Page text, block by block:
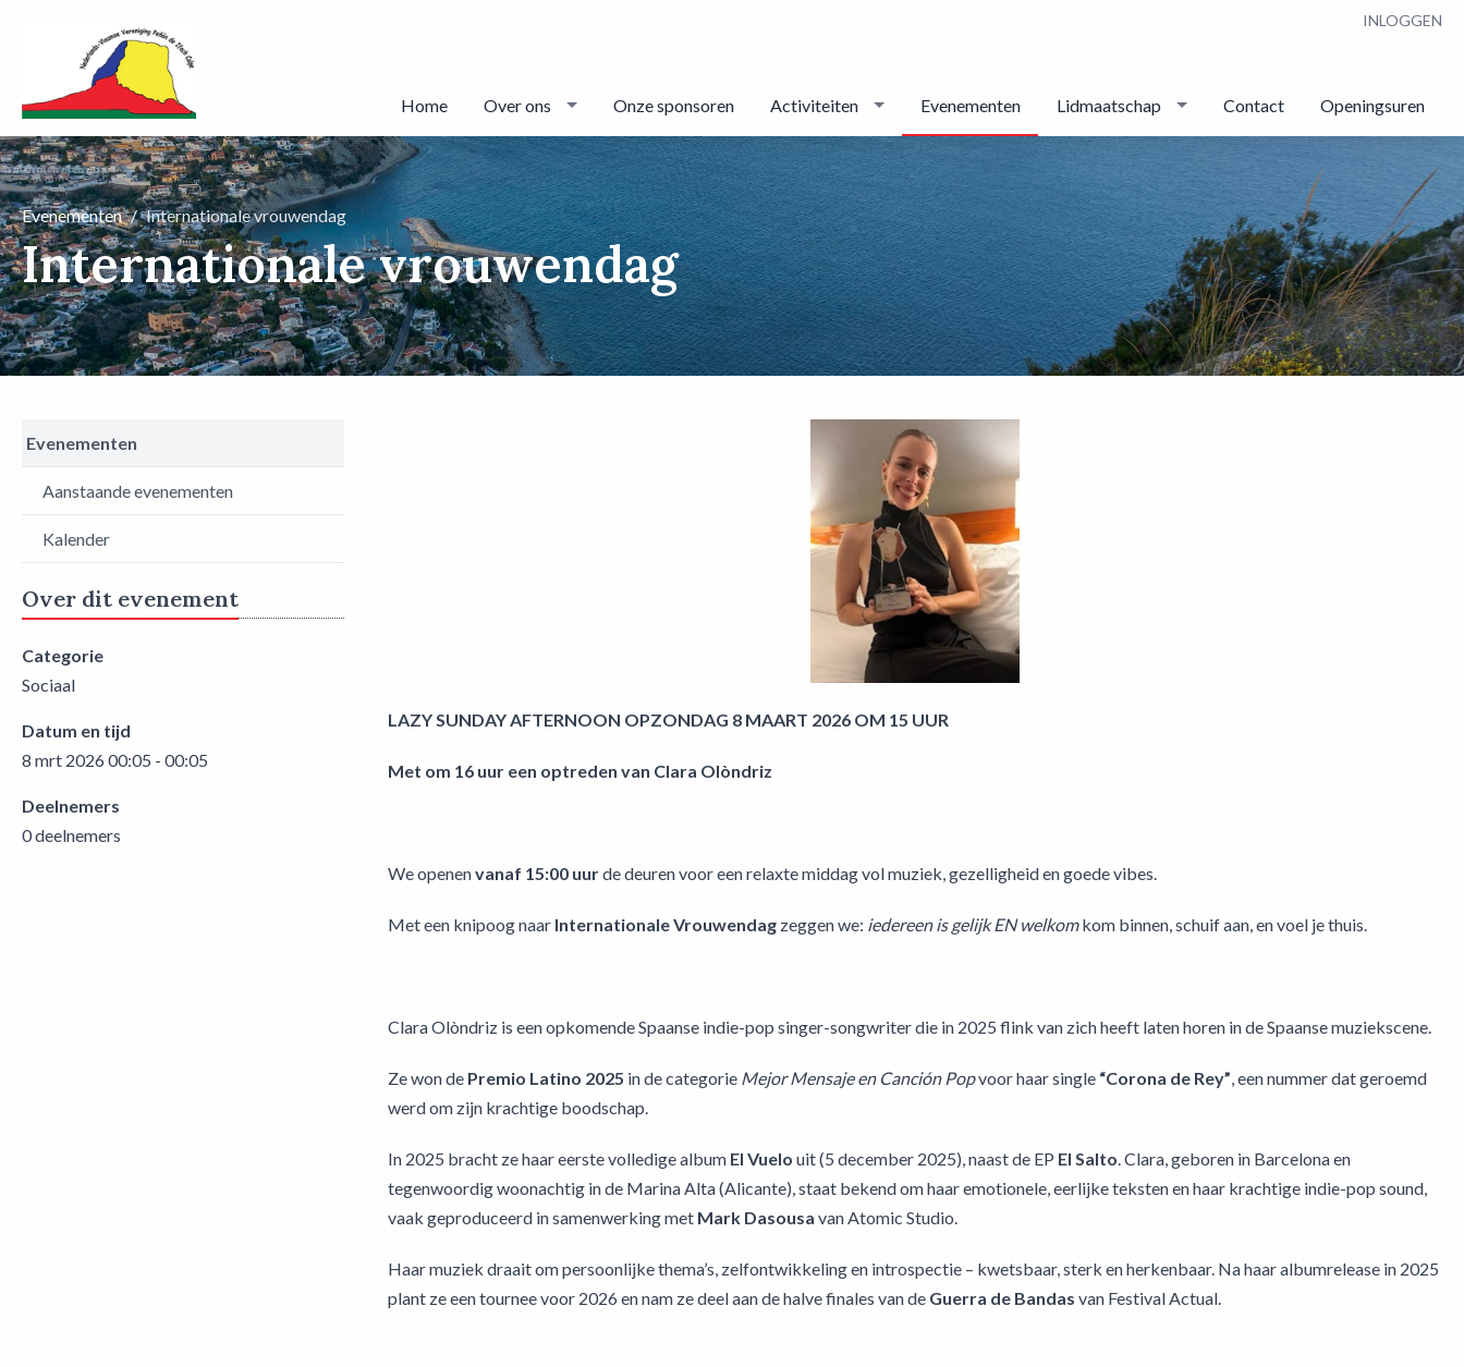
INLOGGEN
Home Over ons Onze sponsoren Activiteiten Evenementen Lidmaatschap Contact Openingsuren
Evenementen Internationale vrouwendag
Internationale vrouwendag
Evenementen
Aanstaande evenementen
Kalender
Over dit evenement
Categorie
Sociaal
Datum en tijd
8 mrt 2026 00:05 - 00:05
Deelnemers
0 deelnemers
LAZY SUNDAY AFTERNOON OPZONDAG 8 MAART 2026 OM 15 UUR
Met om 16 uur een optreden van Clara Olòndriz
We openenvanaf 15:00 uurde deuren voor een relaxte middag vol muziek, gezelligheid en goede vibes.
Met een knipoog naar Internationale Vrouwendag zeggen we: iedereen is gelijk EN welkomkom binnen, schuif aan, en voel je thuis.
Clara Olòndriz is een opkomende Spaanse indie-pop singer-songwriter die in 2025 flink van zich heeft laten horen in de Spaanse muziekscene.
Ze won de Premio Latino 2025 in de categorie Mejor Mensaje en Canción Popvoor haar single “Corona de Rey” , een nummer dat geroemd
werd om zijn krachtige boodschap.
In 2025 bracht ze haar eerste volledige album El Vuelo uit (5 december 2025), naast de EP El Salto . Clara, geboren in Barcelona en
tegenwoordig woonachtig in de Marina Alta (Alicante), staat bekend om haar emotionele, eerlijke teksten en haar krachtige indie-pop sound,
vaak geproduceerd in samenwerking met Mark Dasousa van Atomic Studio.
Haar muziek draait om persoonlijke thema’s, zelfontwikkeling en introspectie – kwetsbaar, sterk en herkenbaar. Na haar albumrelease in 2025
plant ze een tournee voor 2026 en nam ze deel aan de halve finales van de Guerra de Bandas van Festival Actual.